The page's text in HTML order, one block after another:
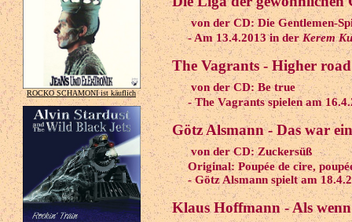
ROCKO SCHAMONI ist käuflich
von der CD: Die Gentlemen-
- Am 13.4.2013 in derKerem
The Vagrants - Higher
von der CD: Be true
- The Vagrants spielen am
Götz Alsmann - Das war
von der CD: Zuckersüß
Original: Poupée de cire,
- Götz Alsmann spielt am
Klaus Hoffmann - Als